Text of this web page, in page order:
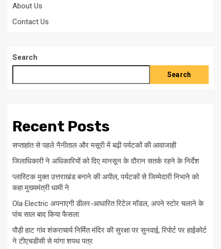
About Us
Contact Us
Search
Search
Recent Posts
सप्ताहांत से पहले नैनीताल और मसूरी में बढ़ी पर्यटकों की आवाजाही
जिलाधिकारी ने अधिकारियों को दिए मानसून के दौरान सतर्क रहने के निर्देश
प्लास्टिक मुक्त उत्तराखंड बनाने की अपील, पर्यटकों से जिम्मेदारी निभाने को
कहा मुख्यमंत्री धामी ने
Ola Electric अपनाएगी डीलर-आधारित रिटेल मॉडल, अपने स्टोर चलाने के
पांच साल बाद किया फैसला
पौड़ी हाट गांव शंकराचार्य निर्मित मंदिर की सुरक्षा पर सुनवाई, रिपोर्ट पर हाईकोर्ट
ने टीएचडीसी से मांगा शपथ पत्र